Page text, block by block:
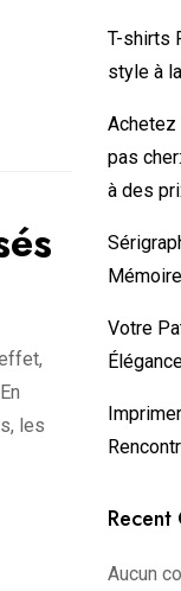
les
T-shirts
style à
pas
à des
Mémoire
Votre
Recent
Aucun